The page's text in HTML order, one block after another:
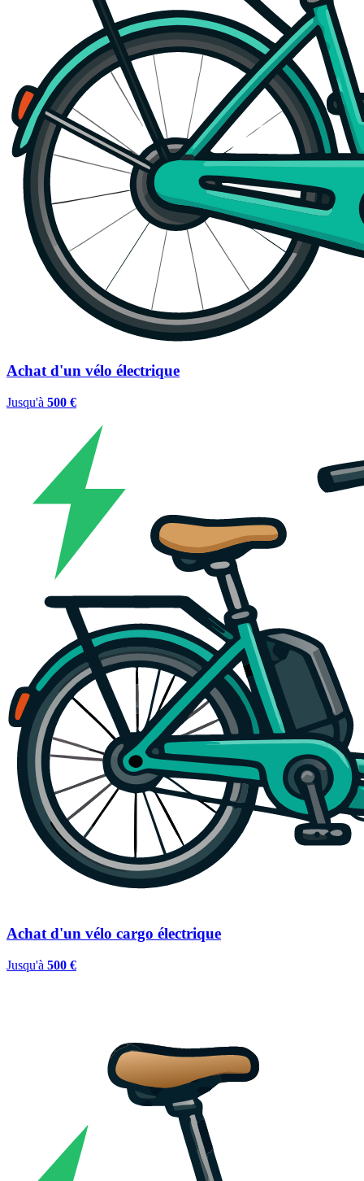
Achat d'un vélo électrique
Jusqu'à 500 €
Achat d'un vélo cargo électrique
Jusqu'à 500 €